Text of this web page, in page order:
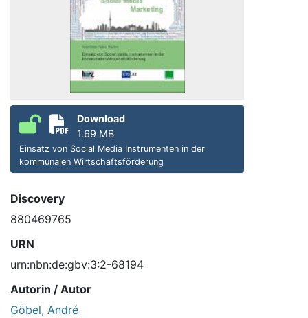
Download
1.69 MB
Einsatz von Social Media Instrumenten in der
kommunalen Wirtschaftsförderung
Discovery
880469765
URN
urn:nbn:de:gbv:3:2-68194
Autorin / Autor
Göbel, André